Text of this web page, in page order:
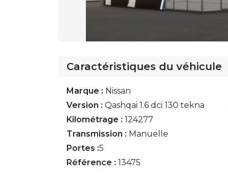
Caractéristiques du véhicule
Marque : Nissan
Version : Qashqai 1.6 dci 130 tekna
Kilométrage : 124277
Transmission : Manuelle
Portes :5
Référence : 13475